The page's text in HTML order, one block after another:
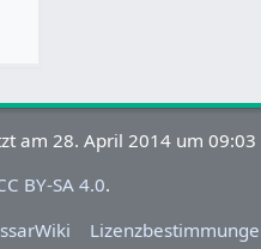
am 28. April 2014 um
BY-SA 4.0.